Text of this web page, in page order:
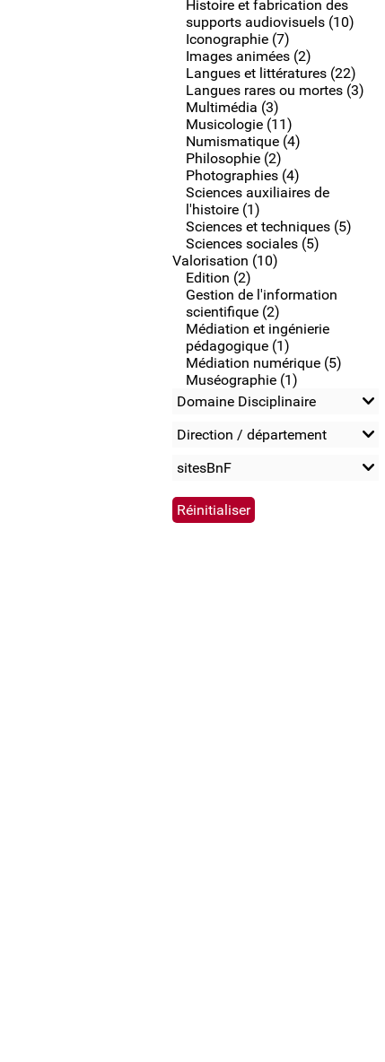
Histoire et fabrication des
supports audiovisuels (10)
Iconographie (7)
Images animées (2)
Langues et littératures (22)
Langues rares ou mortes (3)
Multimédia (3)
Musicologie (11)
Numismatique (4)
Philosophie (2)
Photographies (4)
Sciences auxiliaires de
l'histoire (1)
Sciences et techniques (5)
Sciences sociales (5)
Valorisation (10)
Edition (2)
Gestion de l'information
scientifique (2)
Médiation et ingénierie
pédagogique (1)
Médiation numérique (5)
Muséographie (1)
Domaine Disciplinaire
Direction / département
sitesBnF